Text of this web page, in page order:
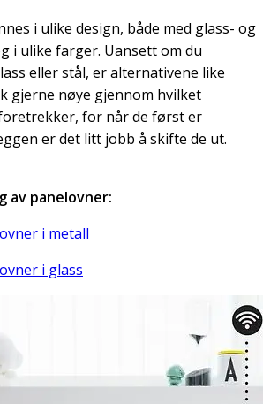
i ulike design, både med glass- og
i ulike farger. Uansett om du
eller stål, er alternativene like
gjerne nøye gjennom hvilket
for når de først er
er det litt jobb å skifte de ut.
av panelovner:
i metall
i glass